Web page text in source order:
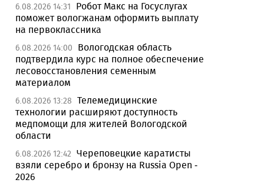
6.08.2026 14:31
Робот Макс на Госуслугах
поможет вологжанам оформить выплату
на первоклассника
6.08.2026 14:00
Вологодская область
подтвердила курс на полное обеспечение
лесовосстановления семенным
материалом
6.08.2026 13:28 Телемедицинские
технологии расширяют доступность
медпомощи для жителей Вологодской
области
6.08.2026 12:42 Череповецкие каратисты
взяли серебро и бронзу на Russia Open -
2026